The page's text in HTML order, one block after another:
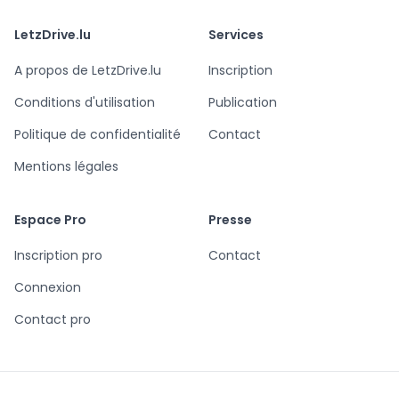
LetzDrive.lu
A propos de LetzDrive.lu
Conditions d'utilisation
Politique de confidentialité
Mentions légales
Services
Inscription
Publication
Contact
Espace Pro
Inscription pro
Connexion
Contact pro
Presse
Contact